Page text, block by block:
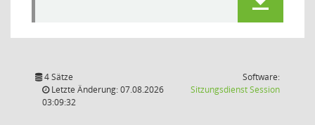
4 Sätze
Letzte Änderung: 07.08.2026
03:09:32
Software:
SitzungsdienstSession(Wird in